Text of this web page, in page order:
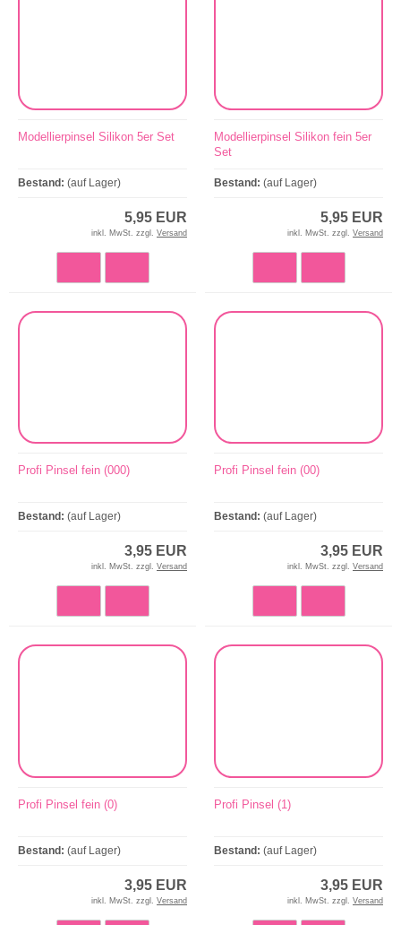
Modellierpinsel Silikon 5er Set
Bestand: (auf Lager)
5,95 EUR
inkl. MwSt. zzgl. Versand
Modellierpinsel Silikon fein 5er
Set
Bestand: (auf Lager)
5,95 EUR
inkl. MwSt. zzgl. Versand
Profi Pinsel fein (000)
Bestand: (auf Lager)
3,95 EUR
inkl. MwSt. zzgl. Versand
Profi Pinsel fein (00)
Bestand: (auf Lager)
3,95 EUR
inkl. MwSt. zzgl. Versand
Profi Pinsel fein (0)
Bestand: (auf Lager)
3,95 EUR
inkl. MwSt. zzgl. Versand
Profi Pinsel (1)
Bestand: (auf Lager)
3,95 EUR
inkl. MwSt. zzgl. Versand